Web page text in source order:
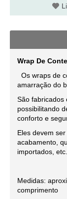
Wrap De
Os wraps de
amarração do
São fabricados
possibilitando
conforto e
Eles devem
acabamento,
importados, etc.
Medidas:
comprimento